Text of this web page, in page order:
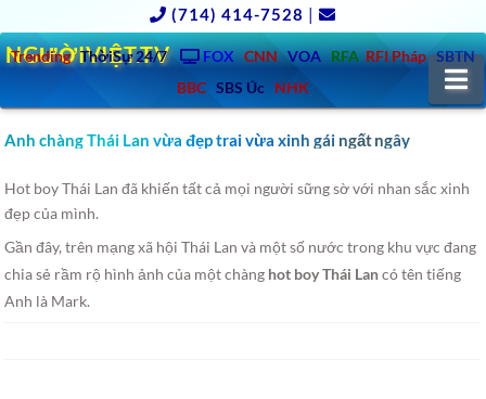
(714) 414-7528 |
Trending ThờiSự 24/7 FOX CNN VOA RFA RFI Pháp SBTN
BBC SBS Úc NHK
NGƯỜIVIỆT.TV
Anh chàng Thái Lan vừa đẹp trai vừa xinh gái ngất ngây
Hot boy Thái Lan đã khiến tất cả mọi người sững sờ với nhan sắc xinh
đẹp của mình.
Gần đây, trên mạng xã hội Thái Lan và một số nước trong khu vực đang
chia sẻ rầm rộ hình ảnh của một chàng hot boy Thái Lancó tên tiếng
Anh là Mark.